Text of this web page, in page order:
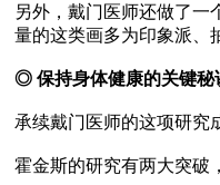
另外，戴门医师还做了一
量的这类画多为印象派、
◎ 保持身体健康的关键秘
承续戴门医师的这项研究
霍金斯的研究有两大突破